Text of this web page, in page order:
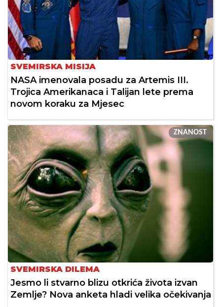
SVEMIRSKA MISIJA
NASA imenovala posadu za Artemis III.
Trojica Amerikanaca i Talijan lete prema
novom koraku za Mjesec
ZNANOST
SVEMIRSKA DILEMA
Jesmo li stvarno blizu otkrića života izvan
Zemlje? Nova anketa hladi velika očekivanja